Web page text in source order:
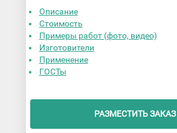
Описание
Стоимость
Примеры работ (фото, видео)
Изготовители
Применение
ГОСТы
РАЗМЕСТИТЬ ЗАКАЗ